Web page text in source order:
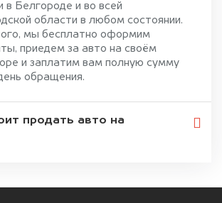
в Белгороде и во всей
области в любом состоянии.
мы бесплатно оформим
приедем за авто на своём
и заплатим вам полную сумму
обращения.
продать авто на